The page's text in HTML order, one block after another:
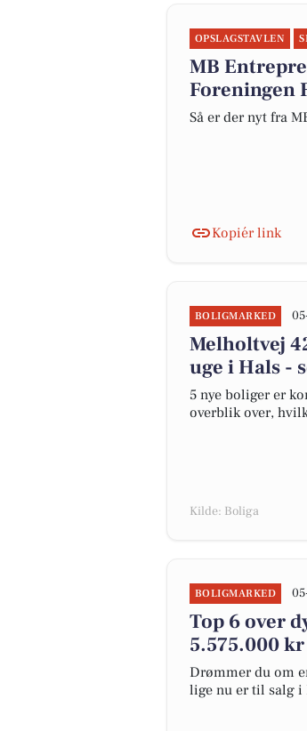
OPSLAGSTAVLEN
MB
Foreningen
Så er der nyt fra
Kopiér link
BOLIGMARKED
Melholtvej
uge i Hals -
5 nye boliger er
overblik over,
Kilde: Boliga
BOLIGMARKED
Top 6 over
5.575.000 kr
Drømmer du om
lige nu er til salg i